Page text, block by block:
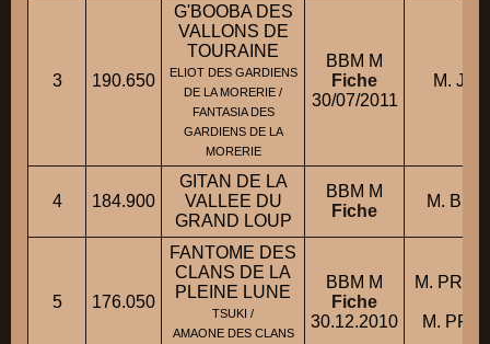
3 190.650
G'BOOBA DES
VALLONS DE
TOURAINE
ELIOT DES GARDIENS
DE LA MORERIE /
FANTASIA DES
GARDIENS DE LA
MORERIE
BBM M
Fiche
30/07/2011
M.
4 184.900
GITAN DE LA
VALLEE DU
GRAND LOUP
BBM M
Fiche
M.
5 176.050
FANTOME DES
CLANS DE LA
PLEINE LUNE
TSUKI /
AMAONE DES CLANS
BBM M
Fiche
30.12.2010
M.
M.